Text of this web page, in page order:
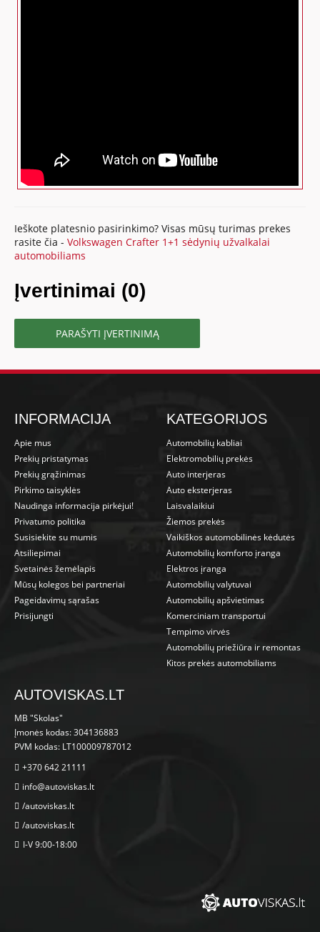
Ieškote platesnio pasirinkimo? Visas mūsų turimas prekes
rasite čia -Volkswagen Crafter 1+1 sėdynių užvalkalai
automobiliams
Įvertinimai (0)
PARAŠYTI ĮVERTINIMĄ
INFORMACIJA
Apie mus
Prekių pristatymas
Prekių grąžinimas
Pirkimo taisyklės
Naudinga informacija pirkėjui!
Privatumo politika
Susisiekite su mumis
Atsiliepimai
Svetainės žemėlapis
Mūsų kolegos bei partneriai
Pageidavimų sąrašas
Prisijungti
KATEGORIJOS
Automobilių kabliai
Elektromobilių prekės
Auto interjeras
Auto eksterjeras
Laisvalaikiui
Žiemos prekės
Vaikiškos automobilinės kėdutės
Automobilių komforto įranga
Elektros įranga
Automobilių valytuvai
Automobilių apšvietimas
Komerciniam transportui
Tempimo virvės
Automobilių priežiūra ir remontas
Kitos prekės automobiliams
AUTOVISKAS.LT
MB "Skolas"
Įmonės kodas: 304136883
PVM kodas: LT100009787012
+370 642 21111
info@autoviskas.lt
/autoviskas.lt
/autoviskas.lt
I-V 9:00-18:00